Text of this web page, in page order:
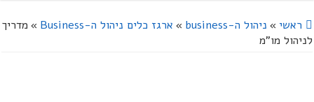
ראשי » ניהול ה-business » ארגז כלים ניהול ה-Business » מדריך
לניהול מו"מ